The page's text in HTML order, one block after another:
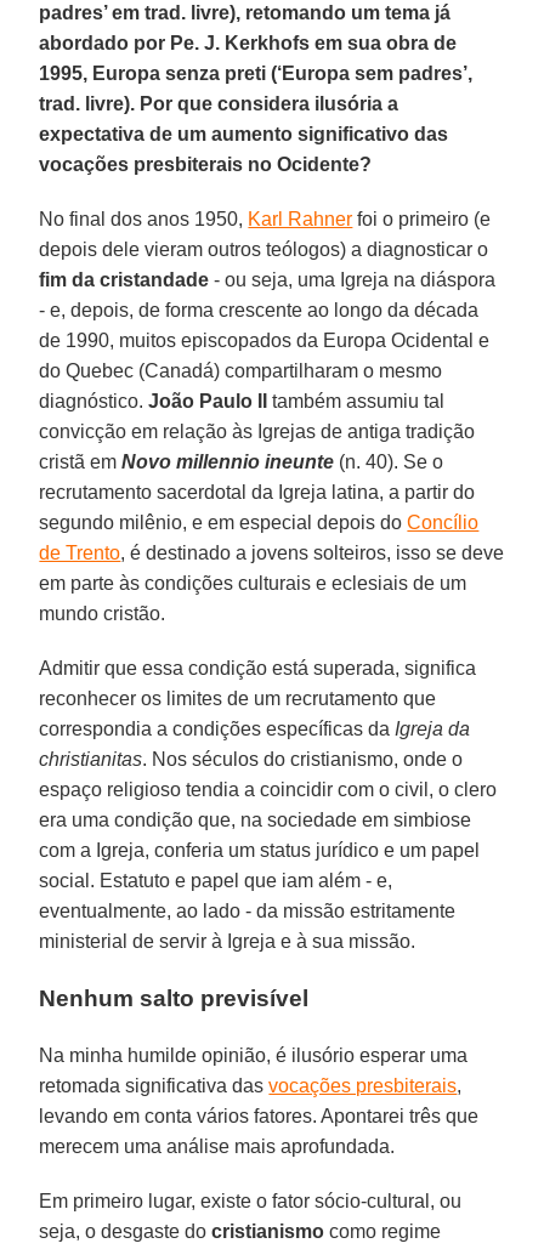
padres’ em trad. livre), retomando um tema já
abordado por Pe. J. Kerkhofs em sua obra de
1995, Europa senza preti (‘Europa sem padres’,
trad. livre). Por que considera ilusória a
expectativa de um aumento significativo das
vocações presbiterais no Ocidente?
No final dos anos 1950, Karl Rahner foi o primeiro (e
depois dele vieram outros teólogos) a diagnosticar o
fim da cristandade - ou seja, uma Igreja na diáspora
- e, depois, de forma crescente ao longo da década
de 1990, muitos episcopados da Europa Ocidental e
do Quebec (Canadá) compartilharam o mesmo
diagnóstico.João Paulo II
também assumiu tal
convicção em relação às Igrejas de antiga tradição
cristã emNovo millennio ineunte (n. 40). Se o
recrutamento sacerdotal da Igreja latina, a partir do
segundo milênio, e em especial depois doConcílio
de Trento, é destinado a jovens solteiros, isso se deve
em parte às condições culturais e eclesiais de um
mundo cristão.
Admitir que essa condição está superada, significa
reconhecer os limites de um recrutamento que
correspondia a condições específicas da Igreja da
christianitas. Nos séculos do cristianismo, onde o
espaço religioso tendia a coincidir com o civil, o clero
era uma condição que, na sociedade em simbiose
com a Igreja, conferia um status jurídico e um papel
social. Estatuto e papel que iam além - e,
eventualmente, ao lado - da missão estritamente
ministerial de servir à Igreja e à sua missão.
Nenhum salto previsível
Na minha humilde opinião, é ilusório esperar uma
retomada significativa dasvocações presbiterais,
levando em conta vários fatores. Apontarei três que
merecem uma análise mais aprofundada.
Em primeiro lugar, existe o fator sócio-cultural, ou
seja, o desgaste docristianismo como regime